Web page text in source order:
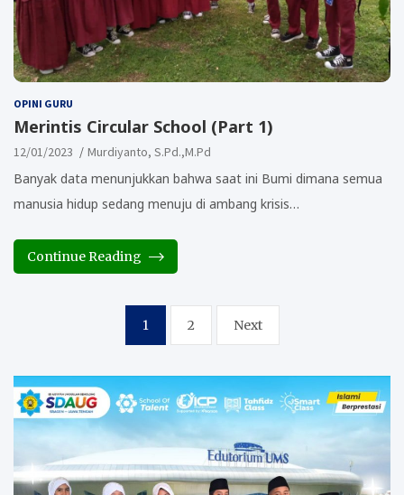
OPINI GURU
Merintis Circular School (Part 1)
12/01/2023 Murdiyanto, S.Pd.,M.Pd
Banyak data menunjukkan bahwa saat ini Bumi dimana semua
manusia hidup sedang menuju di ambang krisis…
Continue Reading
1 2 Next